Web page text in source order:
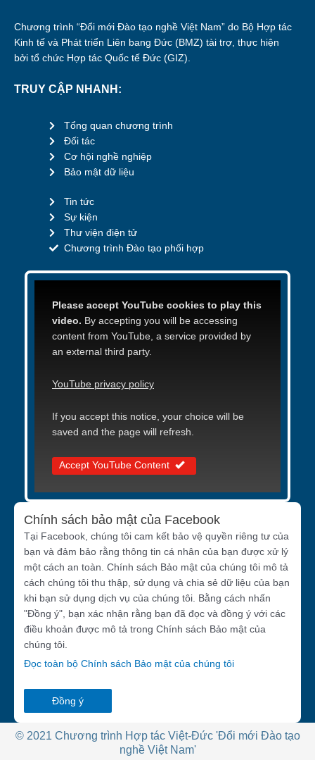
Chương trình “Đổi mới Đào tạo nghề Việt Nam” do Bộ Hợp tác
Kinh tế và Phát triển Liên bang Đức (BMZ) tài trợ, thực hiện
bởi tổ chức Hợp tác Quốc tế Đức (GIZ).
TRUY CẬP NHANH:
Tổng quan chương trình
Đối tác
Cơ hội nghề nghiệp
Bảo mật dữ liệu
Tin tức
Sự kiện
Thư viện điện tử
Chương trình Đào tạo phối hợp
Please accept YouTube cookies to play this
video. By accepting you will be accessing
content from YouTube, a service provided by
an external third party.
YouTube privacy policy
If you accept this notice, your choice will be
saved and the page will refresh.
Accept YouTube Content
Chính sách bảo mật của Facebook
Tại Facebook, chúng tôi cam kết bảo vệ quyền riêng tư của
bạn và đảm bảo rằng thông tin cá nhân của bạn được xử lý
một cách an toàn. Chính sách Bảo mật của chúng tôi mô tả
cách chúng tôi thu thập, sử dụng và chia sẻ dữ liệu của bạn
khi bạn sử dụng dịch vụ của chúng tôi. Bằng cách nhấn
"Đồng ý", bạn xác nhận rằng bạn đã đọc và đồng ý với các
điều khoản được mô tả trong Chính sách Bảo mật của
chúng tôi.
Đọc toàn bộ Chính sách Bảo mật của chúng tôi
Đồng ý
© 2021 Chương trình Hợp tác Việt-Đức 'Đổi mới Đào tạo
nghề Việt Nam'